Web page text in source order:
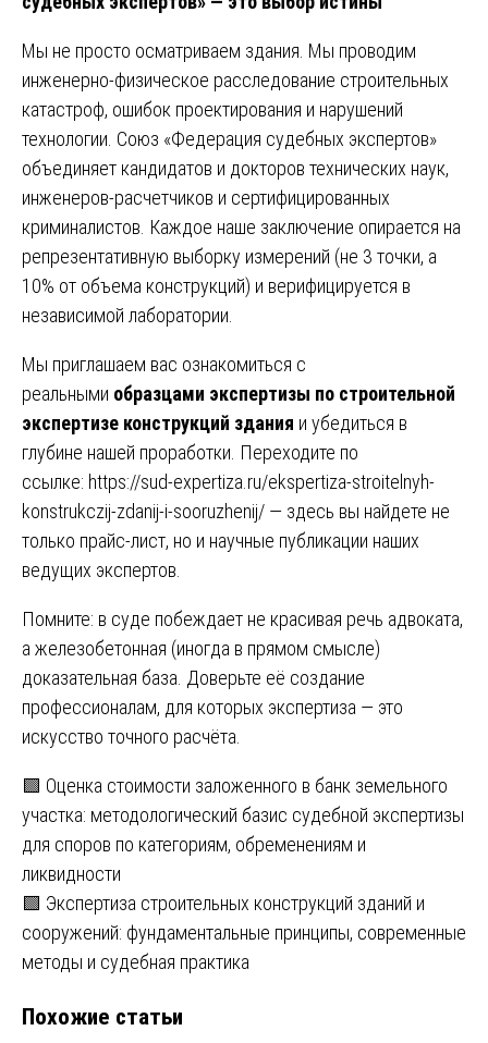
Мы не просто осматриваем здания. Мы проводим
инженерно-физическое расследование строительных
катастроф, ошибок проектирования и нарушений
технологии. Союз «Федерация судебных экспертов»
объединяет кандидатов и докторов технических наук,
инженеров-расчетчиков и сертифицированных
криминалистов. Каждое наше заключение опирается на
репрезентативную выборку измерений (не 3 точки, а
10% от объема конструкций) и верифицируется в
независимой лаборатории.
Мы приглашаем вас ознакомиться с
реальными образцами экспертизы по строительной
экспертизе конструкций здания и убедиться в
глубине нашей проработки. Переходите по
ссылке: https://sud-expertiza.ru/ekspertiza-stroitelnyh-
konstrukczij-zdanij-i-sooruzhenij/ — здесь вы найдете не
только прайс-лист, но и научные публикации наших
ведущих экспертов.
Помните: в суде побеждает не красивая речь адвоката,
а железобетонная (иногда в прямом смысле)
доказательная база. Доверьте её создание
профессионалам, для которых экспертиза — это
искусство точного расчёта.
Навигация
по
записям
🟩 Оценка стоимости заложенного в банк земельного
участка: методологический базис судебной экспертизы
для споров по категориям, обременениям и
ликвидности
🟩 Экспертиза строительных конструкций зданий и
сооружений: фундаментальные принципы, современные
методы и судебная практика
Похожие статьи